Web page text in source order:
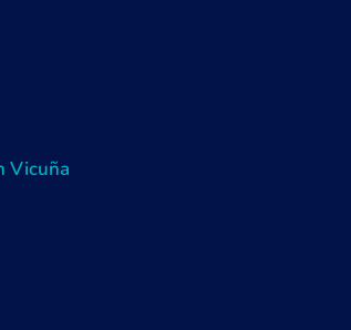
Vicuña